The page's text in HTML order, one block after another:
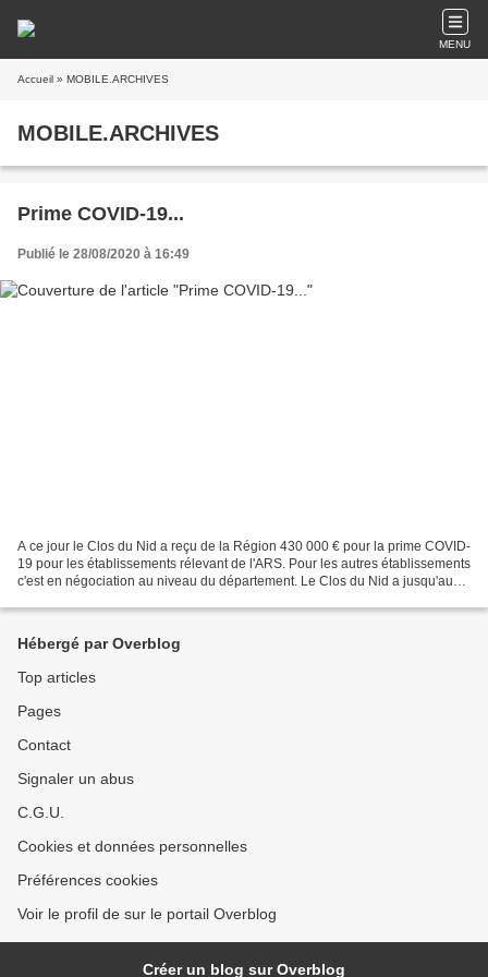
MENU
Accueil » MOBILE.ARCHIVES
MOBILE.ARCHIVES
Prime COVID-19...
Publié le 28/08/2020 à 16:49
A ce jour le Clos du Nid a reçu de la Région 430 000 € pour la prime COVID-
19 pour les établissements rélevant de l'ARS. Pour les autres établissements
c'est en négociation au niveau du département. Le Clos du Nid a jusqu'au
Hébergé par Overblog
Top articles
Pages
Contact
Signaler un abus
C.G.U.
Cookies et données personnelles
Préférences cookies
Voir le profil de sur le portail Overblog
Créer un blog sur Overblog